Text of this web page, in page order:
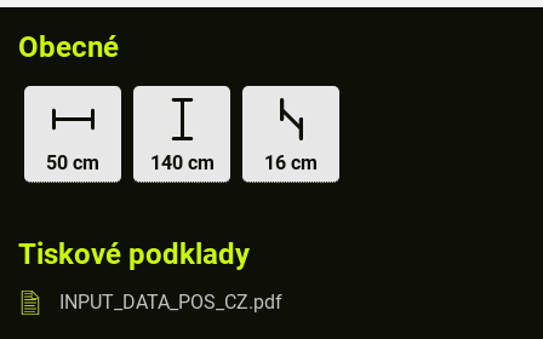
Obecné
50 cm 140 cm 16 cm
Tiskové podklady
INPUT_DATA_POS_CZ.pdf